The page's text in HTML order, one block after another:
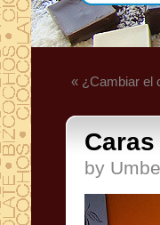
« ¿Cambiar el
by